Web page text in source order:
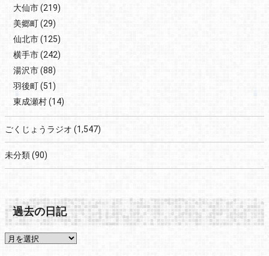
大仙市(219)
美郷町(29)
仙北市(125)
横手市(242)
湯沢市(88)
羽後町(51)
東成瀬村(14)
ごくじょうラジオ (1,547)
未分類(90)
過去の日記